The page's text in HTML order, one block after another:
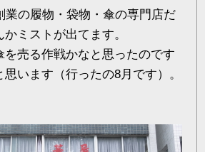
業の履物・袋物・傘の専門店だ
ミストが出てます。
を売る作戦かなと思ったのです
います（行ったの8月です）。